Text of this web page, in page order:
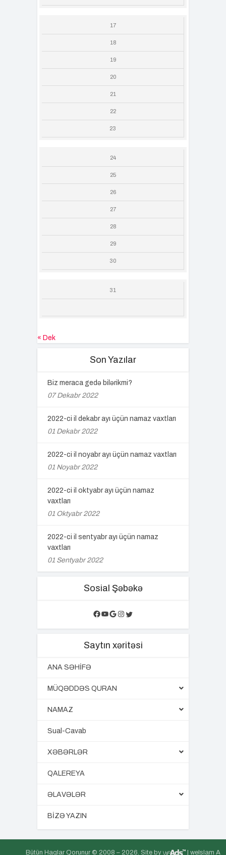
17
18
19
20
21
22
23
24
25
26
27
28
29
30
31
« Dek
Son Yazılar
Biz meraca gedə bilərikmi?
07 Dekabr 2022
2022-ci il dekabr ayı üçün namaz vaxtları
01 Dekabr 2022
2022-ci il noyabr ayı üçün namaz vaxtları
01 Noyabr 2022
2022-ci il oktyabr ayı üçün namaz
vaxtları
01 Oktyabr 2022
2022-ci il sentyabr ayı üçün namaz
vaxtları
01 Sentyabr 2022
Sosial Şəbəkə
Facebook
YouTube
Google
Instagram
Twitter
Saytın xəritəsi
ANA SƏHİFƏ
MÜQƏDDƏS QURAN
NAMAZ
Sual-Cavab
XƏBƏRLƏR
QALEREYA
ƏLAVƏLƏR
BİZƏ YAZIN
Bütün Haqlar Qorunur © 2008 – 2026. Site by | weIslam A